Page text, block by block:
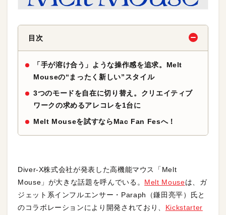
目次
「手が溶け合う」ような操作感を追求。Melt
Mouseの“まったく新しい”スタイル
3つのモードを自在に切り替え。クリエイティブ
ワークの求めるアレコレを1台に
Melt Mouseを試すならMac Fan Fesへ！
Diver-X株式会社が発表した高機能マウス「Melt
Mouse」が大きな話題を呼んでいる。 Melt Mouseは、ガ
ジェット系インフルエンサー・Paraph（鎌田亮平）氏と
のコラボレーションにより開発されており、 Kickstarter